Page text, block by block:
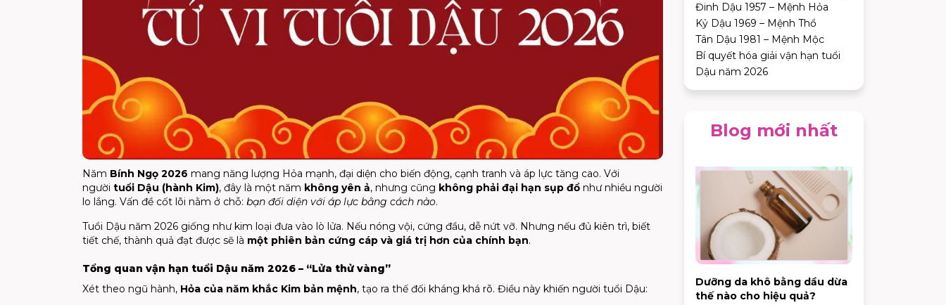
Năm Bính Ngọ 2026 mang năng lượng Hỏa mạnh, đại diện cho biến động, cạnh tranh và áp lực tăng cao. Với
người tuổi Dậu (hành Kim), đây là một năm không yên ả, nhưng cũng không phải đại hạn sụp đổ như nhiều người
lo lắng. Vấn đề cốt lõi nằm ở chỗ: bạn đối diện với áp lực bằng cách nào.
Tuổi Dậu năm 2026 giống như kim loại đưa vào lò lửa. Nếu nóng vội, cứng đầu, dễ nứt vỡ. Nhưng nếu đủ kiên trì, biết
tiết chế, thành quả đạt được sẽ là một phiên bản cứng cáp và giá trị hơn của chính bạn.
Tổng quan vận hạn tuổi Dậu năm 2026 – “Lửa thử vàng”
Xét theo ngũ hành, Hỏa của năm khắc Kim bản mệnh, tạo ra thế đối kháng khá rõ. Điều này khiến người tuổi Dậu:
Đinh Dậu 1957 – Mệnh Hỏa
Kỷ Dậu 1969 – Mệnh Thổ
Tân Dậu 1981 – Mệnh Mộc
Bí quyết hóa giải vận hạn tuổi
Dậu năm 2026
Blog mới nhất
Dưỡng da khô bằng dầu dừa
thế nào cho hiệu quả?